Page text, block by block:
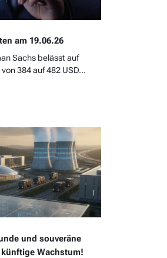
am 19.06.26
Sachs belässt auf
384 auf 482 USD...
und souveräne
Wachstum!